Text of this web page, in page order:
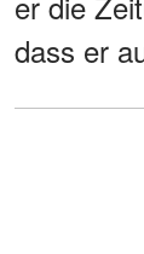
dass er